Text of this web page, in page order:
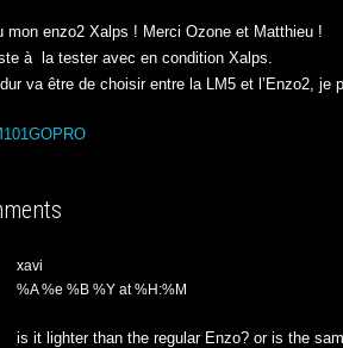
mon enzo2 Xalps ! Merci Ozone et Matthieu !
à la tester avec en condition Xalps.
dur va être de choisir entre la LM5 et l’Enzo2,
xavi
%A %e %B %Y at %H:%M
is it lighter than the regular Enzo? or is the